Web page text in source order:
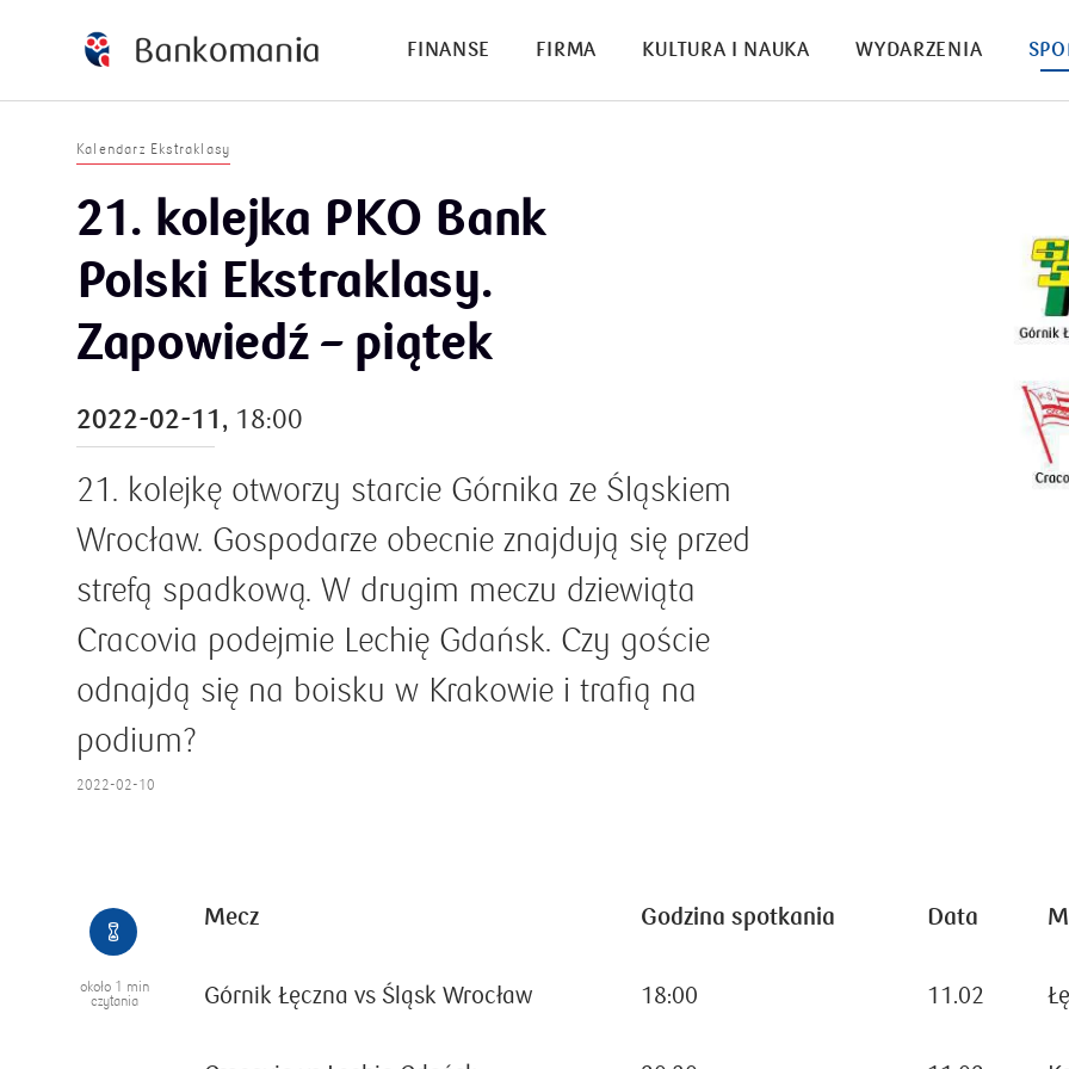
FINANSE FIRMA KULTURA I NAUKA WYDARZENIA
Kalendarz Ekstraklasy
21. kolejka PKO Bank
Polski Ekstraklasy.
Zapowiedź – piątek
2022-02-11, 18:00
21. kolejkę otworzy starcie Górnika ze Śląskiem
Wrocław. Gospodarze obecnie znajdują się przed
strefą spadkową. W drugim meczu dziewiąta
Cracovia podejmie Lechię Gdańsk. Czy goście
odnajdą się na boisku w Krakowie i trafią na
podium?
2022-02-10
około 1 min
czytania
Mecz Godzina spotkania Data
Górnik Łęczna vs Śląsk Wrocław 18:00 11.02